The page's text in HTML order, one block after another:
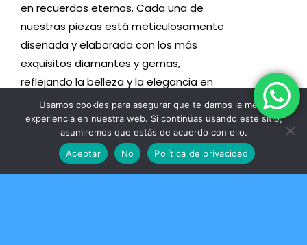
en recuerdos eternos. Cada una de
nuestras piezas está meticulosamente
diseñada y elaborada con los más
exquisitos diamantes y gemas,
reflejando la belleza y la elegancia en
su máxima expresión.
AVISO LEGAL
Toggle
Usamos cookies para asegurar que te damos la mejor
experiencia en nuestra web. Si continúas usando este sitio,
asumiremos que estás de acuerdo con ello.
Aceptar
No Política de privacidad